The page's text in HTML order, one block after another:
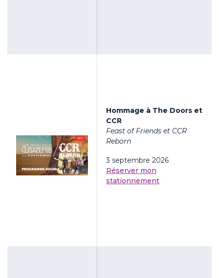
Hommage à The Doors et
CCR
Feast of Friends et CCR
Reborn
3 septembre 2026
Réserver mon
stationnement